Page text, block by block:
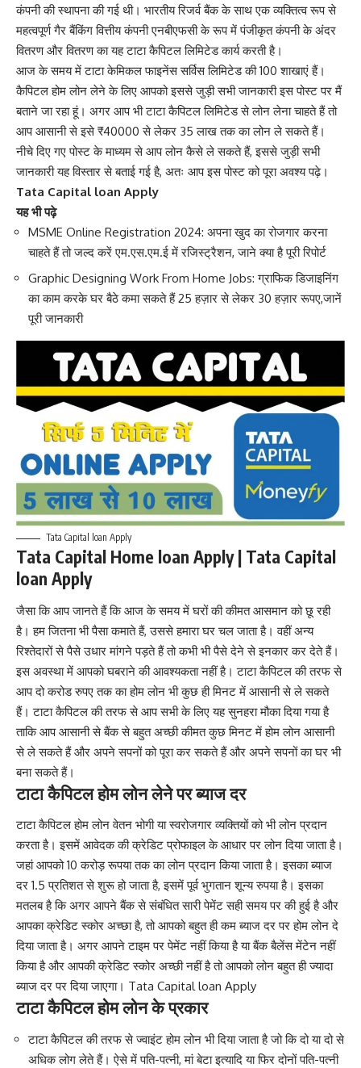
कंपनी की स्थापना की गई थी। भारतीय रिजर्व बैंक के साथ एक व्यक्तित्व रूप से
महत्वपूर्ण गैर बैंकिंग वित्तीय कंपनी एनबीएफसी के रूप में पंजीकृत कंपनी के अंदर
वितरण और वितरण का यह टाटा कैपिटल लिमिटेड कार्य करती है।
आज के समय में टाटा केमिकल फाइनेंस सर्विस लिमिटेड की 100 शाखाएं हैं।
कैपिटल होम लोन लेने के लिए आपको इससे जुड़ी सभी जानकारी इस पोस्ट पर मैं
बताने जा रहा हूं। अगर आप भी टाटा कैपिटल लिमिटेड से लोन लेना चाहते हैं तो
आप आसानी से इसे ₹40000 से लेकर 35 लाख तक का लोन ले सकते हैं।
नीचे दिए गए पोस्ट के माध्यम से आप लोन कैसे ले सकते हैं, इससे जुड़ी सभी
जानकारी यह विस्तार से बताई गई है, अतः आप इस पोस्ट को पूरा अवश्य पढ़े।
Tata Capital loan Apply
यह भी पढ़े
MSME Online Registration 2024: अपना खुद का रोजगार करना
चाहते हैं तो जल्द करें एम.एस.एम.ई में रजिस्ट्रैशन, जाने क्या है पूरी रिपोर्ट
Graphic Designing Work From Home Jobs: ग्राफिक डिजाइनिंग
का काम करके घर बैठे कमा सकते हैं 25 हज़ार से लेकर 30 हज़ार रूपए,जानें
पूरी जानकारी
Tata Capital loan Apply
Tata Capital Home loan Apply | Tata Capital
loan Apply
जैसा कि आप जानते हैं कि आज के समय में घरों की कीमत आसमान को छू रही
है। हम जितना भी पैसा कमाते हैं, उससे हमारा घर चल जाता है। वहीं अन्य
रिश्तेदारों से पैसे उधार मांगने पड़ते हैं तो कभी भी पैसे देने से इनकार कर देते हैं।
इस अवस्था में आपको घबराने की आवश्यकता नहीं है। टाटा कैपिटल की तरफ से
आप दो करोड रुपए तक का होम लोन भी कुछ ही मिनट में आसानी से ले सकते
हैं। टाटा कैपिटल की तरफ से आप सभी के लिए यह सुनहरा मौका दिया गया है
ताकि आप आसानी से बैंक से बहुत अच्छी कीमत कुछ मिनट में होम लोन आसानी
से ले सकते हैं और अपने सपनों को पूरा कर सकते हैं और अपने सपनों का घर भी
बना सकते हैं।
टाटा कैपिटल होम लोन लेने पर ब्याज दर
टाटा कैपिटल होम लोन वेतन भोगी या स्वरोजगार व्यक्तियों को भी लोन प्रदान
करता है। इसमें आवेदक की क्रेडिट प्रोफाइल के आधार पर लोन दिया जाता है।
जहां आपको 10 करोड़ रूपया तक का लोन प्रदान किया जाता है। इसका ब्याज
दर 1.5 प्रतिशत से शुरू हो जाता है, इसमें पूर्व भुगतान शून्य रुपया है। इसका
मतलब है कि अगर आपने बैंक से संबंधित सारी पेमेंट सही समय पर की हुई है और
आपका क्रेडिट स्कोर अच्छा है, तो आपको बहुत ही कम ब्याज दर पर होम लोन दे
दिया जाता है। अगर आपने टाइम पर पेमेंट नहीं किया है या बैंक बैलेंस मेंटेन नहीं
किया है और आपकी क्रेडिट स्कोर अच्छी नहीं है तो आपको लोन बहुत ही ज्यादा
ब्याज दर पर दिया जाएगा। Tata Capital loan Apply
टाटा कैपिटल होम लोन के प्रकार
टाटा कैपिटल की तरफ से ज्वाइंट होम लोन भी दिया जाता है जो कि दो या दो से
अधिक लोग लेते हैं। ऐसे में पति-पत्नी, मां बेटा इत्यादि या फिर दोनों पति-पत्नी